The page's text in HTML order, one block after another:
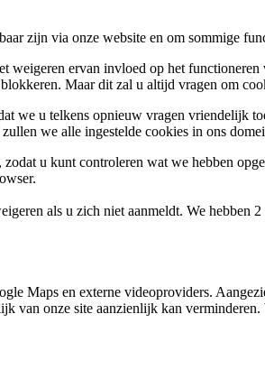
zijn via onze website en om sommige
weigeren ervan invloed op het
Maar dit zal u altijd vragen om
we u telkens opnieuw vragen vriendelijk
we alle ingestelde cookies in ons
u kunt controleren wat we hebben
als u zich niet aanmeldt. We
Maps en externe videoproviders.
van onze site aanzienlijk kan